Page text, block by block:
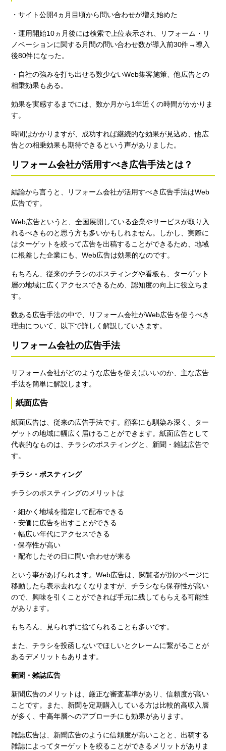
・サイト公開4ヵ月目頃から問い合わせが増え始めた
・運用開始10ヵ月後には検索で上位表示され、リフォーム・リ
ノベーションに関する月間の問い合わせ数が導入前30件→導入
後80件になった。
・自社の強みを打ち出せる数少ないWeb集客施策、他広告との
相乗効果もある。
効果を実感するまでには、数か月から1年近くの時間がかかりま
す。
時間はかかりますが、成功すれば継続的な効果が見込め、他広
告との相乗効果も期待できるという声がありました。
リフォーム会社が活用すべき広告手法とは？
結論から言うと、リフォーム会社が活用すべき広告手法はWeb
広告です。
Web広告というと、全国展開している企業やサービスが取り入
れるべきものと思う方も多いかもしれません。しかし、実際に
はターゲットを絞って広告を出稿することができるため、地域
に根差した企業にも、Web広告は効果的なのです。
もちろん、従来のチラシのポスティングや看板も、ターゲット
層の地域に広くアクセスできるため、認知度の向上に役立ちま
す。
数ある広告手法の中で、リフォーム会社がWeb広告を使うべき
理由について、以下で詳しく解説していきます。
リフォーム会社の広告手法
リフォーム会社がどのような広告を使えばいいのか、主な広告
手法を簡単に解説します。
紙面広告
紙面広告は、従来の広告手法です。顧客にも馴染み深く、ター
ゲットの地域に幅広く届けることができます。紙面広告として
代表的なものは、チラシのポスティングと、新聞・雑誌広告で
す。
チラシ・ポスティング
チラシのポスティングのメリットは
・細かく地域を指定して配布できる
・安価に広告を出すことができる
・幅広い年代にアクセスできる
・保存性が高い
・配布したその日に問い合わせが来る
という事があげられます。Web広告は、閲覧者が別のページに
移動したら表示去れなくなりますが、チラシなら保存性が高い
ので、興味を引くことができれば手元に残してもらえる可能性
があります。
もちろん、見られずに捨てられることも多いです。
また、チラシを投函しないでほしいとクレームに繋がることが
あるデメリットもあります。
新聞・雑誌広告
新聞広告のメリットは、厳正な審査基準があり、信頼度が高い
ことです。また、新聞を定期購入している方は比較的高収入層
が多く、中高年層へのアプローチにも効果があります。
雑誌広告は、新聞広告のように信頼度が高いことと、出稿する
雑誌によってターゲットを絞ることができるメリットがありま